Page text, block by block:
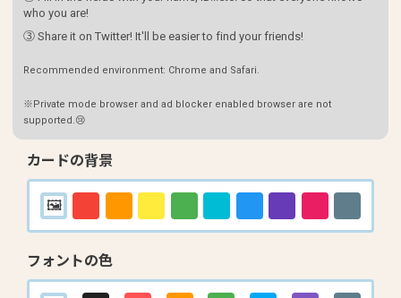
who you are!
③ Share it on Twitter! It'll be easier to find your friends!
Recommended environment: Chrome and Safari.
※Private mode browser and ad blocker enabled browser are not
supported.😢
カードの背景
フォントの色